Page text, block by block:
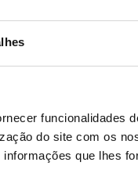
funcionalidades
do site com os
que lhes